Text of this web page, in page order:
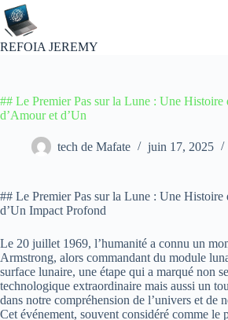
Passer
au
contenu
REFOIA JEREMY
## Le Premier Pas sur la Lune : Une Histoire
d’Amour et d’Un
tech de Mafate juin 17, 2025
## Le Premier Pas sur la Lune : Une Histoire
d’Un Impact Profond
Le 20 juillet 1969, l’humanité a connu un
Armstrong, alors commandant du module
surface lunaire, une étape qui a marqué non
technologique extraordinaire mais aussi un
dans notre compréhension de l’univers et de
Cet événement, souvent considéré comme le